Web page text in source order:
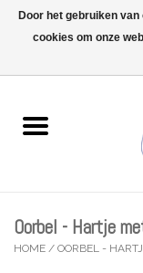
Wenskaarten
Lifestyle
Oorbel - Hartje
HOME / OORBEL -
Door het gebruiken
cookies om onze
Wij zijn